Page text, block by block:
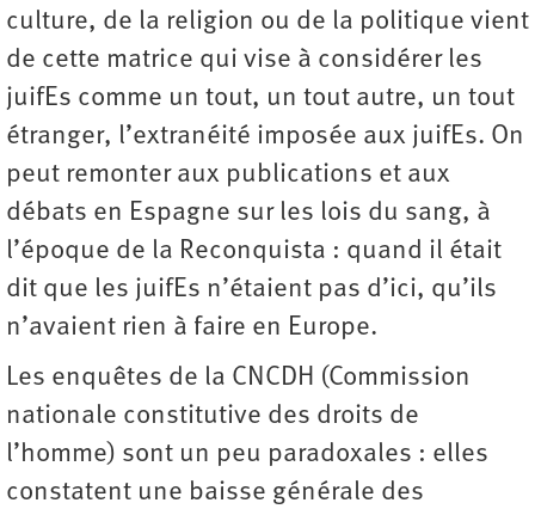
culture, de la ­religion ou de la politique vient
de cette matrice qui vise à considérer les
juifEs comme un tout, un tout autre, un tout
étranger, l’extranéité imposée aux juifEs. On
peut remonter aux publications et aux
débats en Espagne sur les lois du sang, à
l’époque de la Reconquista : quand il était
dit que les juifEs n’étaient pas d’ici, qu’ils
n’avaient rien à faire en Europe.
Les enquêtes de la CNCDH (Commission
nationale constitutive des droits de
l’homme) sont un peu paradoxales : elles
constatent une baisse générale des